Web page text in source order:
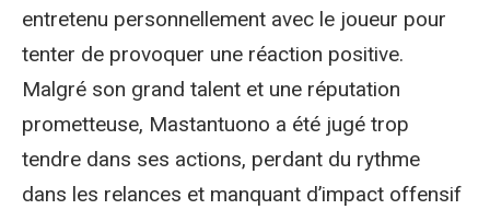
entretenu personnellement avec le joueur pour
tenter de provoquer une réaction positive.
Malgré son grand talent et une réputation
prometteuse, Mastantuono a été jugé trop
tendre dans ses actions, perdant du rythme
dans les relances et manquant d’impact offensif